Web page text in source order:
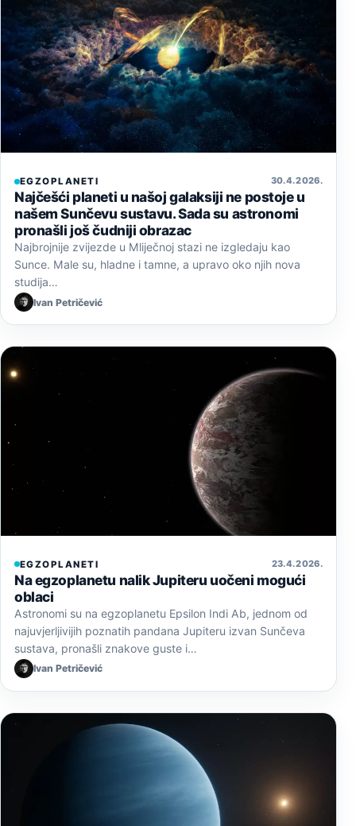
EGZOPLANETI 30. 4. 2026.
Najčešći planeti u našoj galaksiji ne postoje u
našem Sunčevu sustavu. Sada su astronomi
pronašli još čudniji obrazac
Najbrojnije zvijezde u Mliječnoj stazi ne izgledaju kao
Sunce. Male su, hladne i tamne, a upravo oko njih nova
studija…
Ivan Petričević
EGZOPLANETI 23. 4. 2026.
Na egzoplanetu nalik Jupiteru uočeni mogući
oblaci
Astronomi su na egzoplanetu Epsilon Indi Ab, jednom od
najuvjerljivijih poznatih pandana Jupiteru izvan Sunčeva
sustava, pronašli znakove guste i…
Ivan Petričević